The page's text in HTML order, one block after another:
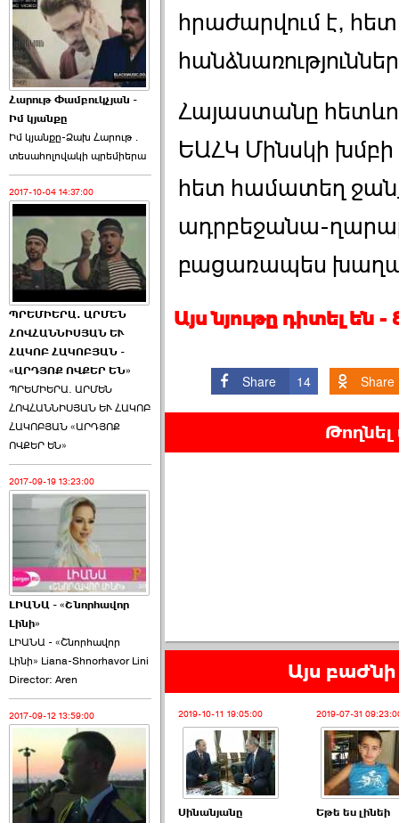
Հարութ Փամբուկչյան -
Իմ կյանքը
Իմ կյանքը-Ձախ Հարnւթ․
տեuաhnլnվակի պրեմիերա
2017-10-04 14:37:00
ՊՐԵՄԻԵՐԱ. ԱՐՄԵՆ
ՀՈՎՀԱՆՆԻՍՅԱՆ ԵՒ
ՀԱԿՈԲ ՀԱԿՈԲՅԱՆ -
«ԱՐԴՅՈՔ ՈՎՔԵՐ ԵՆ»
ՊՐԵՄԻԵՐԱ. ԱՐՄԵՆ
ՀՈՎՀԱՆՆԻՍՅԱՆ ԵՒ ՀԱԿՈԲ
ՀԱԿՈԲՅԱՆ «ԱՐԴՅՈՔ
ՈՎՔԵՐ ԵՆ»
2017-09-19 13:23:00
ԼԻԱՆԱ - «Շնորհավոր
Լինի»
ԼԻԱՆԱ - «Շնորհավոր
Լինի» Liana-Shnorhavor Lini
Director: Aren
2017-09-12 13:59:00
հրաժարվում է,
Հայաստանը
ԵԱՀԿ Մինսկի
հետ համատեղ
ադրբեջանա-
բացառապես
Այս նյութը դիտել են
Share 14 Share
Թողնել
Այս բաժնի
2019-10-11 19:05:00
Սինանյանը
2019-07-31
Եթե ես լինեի